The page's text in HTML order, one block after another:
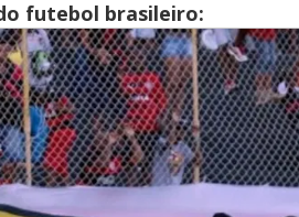
futebol brasileiro: